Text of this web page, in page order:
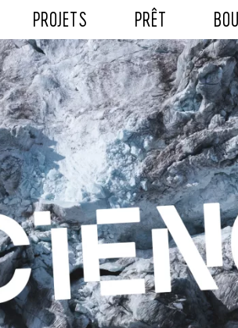
PROJETS PRÊT